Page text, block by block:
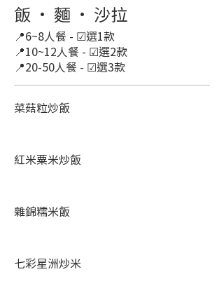
飯 · 麵 · 沙拉
📍6~8人餐 - ☑選1款
📍10~12人餐 - ☑選2款
📍20-50人餐 - ☑選3款
菜菇粒炒飯
紅米粟米炒飯
雜錦糯米飯
七彩星洲炒米